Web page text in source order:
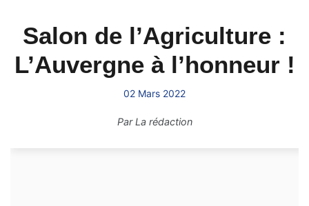
Salon de l’Agriculture :
L’Auvergne à l’honneur !
02 Mars 2022
ParLa rédaction